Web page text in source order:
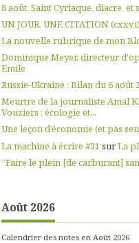
8 août. Saint Cyriaque, diacre, et
UN JOUR, UNE CITATION (cxxvi)
La nouvelle rubrique de mon
Dominique Meyer, directeur
Emile
Russie-Ukraine : Bilan du 6 août
Meurtre de la journaliste Amal
Vouziers : écologie et...
Une leçon d’économie (et pas
La machine à écrire #31 surLa
”Faire le plein [de carburant]
Août 2026
Calendrier des notes en Août 2026